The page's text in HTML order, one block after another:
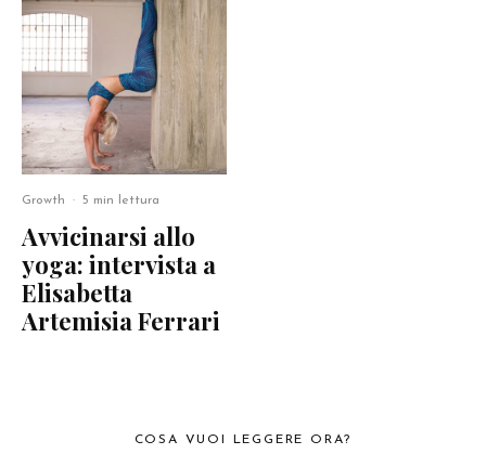
Growth · 5 min lettura
Avvicinarsi allo
yoga: intervista a
Elisabetta
Artemisia Ferrari
COSA VUOI LEGGERE ORA?